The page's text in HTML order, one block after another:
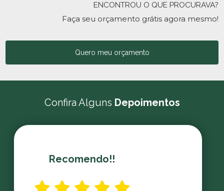
ENCONTROU O QUE PROCURAVA?
Faça seu orçamento grátis agora mesmo!
Quero meu orçamento
Confira Alguns Depoimentos
Recomendo!!